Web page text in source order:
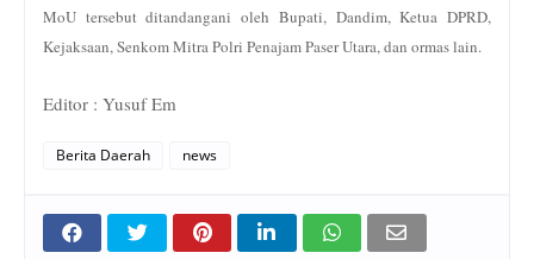
MoU tersebut ditandangani oleh Bupati, Dandim, Ketua DPRD,
Kejaksaan, Senkom Mitra Polri Penajam Paser Utara, dan ormas lain.
Editor : Yusuf Em
Berita Daerah news